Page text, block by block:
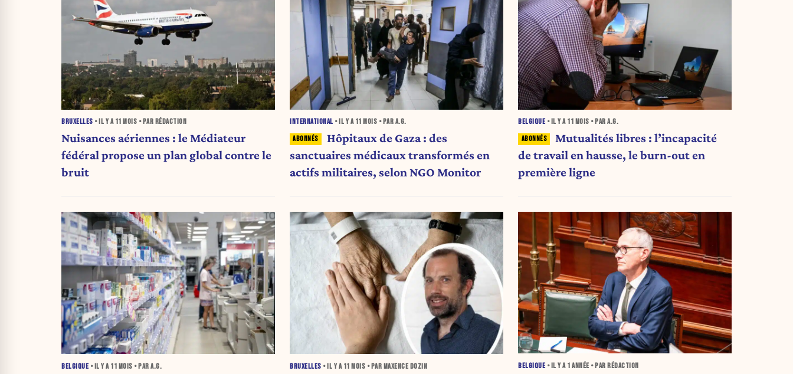
BRUXELLES • IL Y A 11 MOIS • PAR RÉDACTION
Nuisances aériennes : le Médiateur
fédéral propose un plan global contre le
bruit
INTERNATIONAL • IL Y A 11 MOIS • PAR A.G.
Hôpitaux de Gaza : des
sanctuaires médicaux transformés en
actifs militaires, selon NGO Monitor
BELGIQUE • IL Y A 11 MOIS • PAR A.G.
Mutualités libres : l’incapacité
de travail en hausse, le burn-out en
première ligne
BELGIQUE • IL Y A 11 MOIS • PAR A.G. BRUXELLES • IL Y A 11 MOIS • PAR MAXENCE DOZIN BELGIQUE • IL Y A 1 ANNÉE • PAR RÉDACTION